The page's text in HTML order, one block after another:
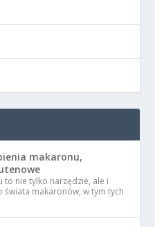
makaronu,
to nie tylko narzędzie, ale i
makaronów, w tym tych